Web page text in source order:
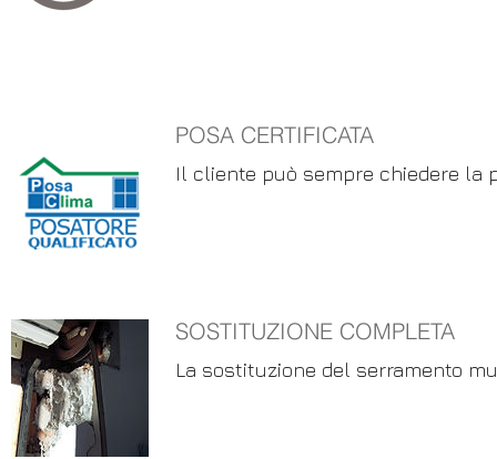
POSA CERTIFICATA
Il cliente può sempre chiedere la
SOSTITUZIONE COMPLETA
La sostituzione del serramento